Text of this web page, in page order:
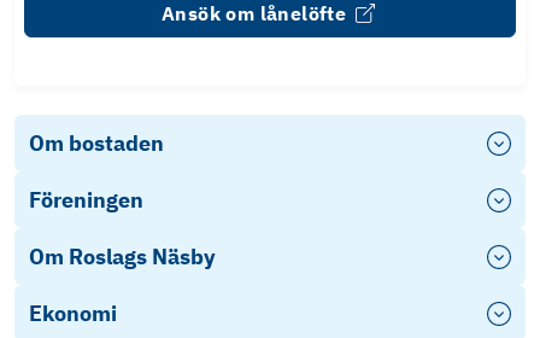
Ansök om lånelöfte
Om bostaden
Föreningen
Om Roslags Näsby
Ekonomi